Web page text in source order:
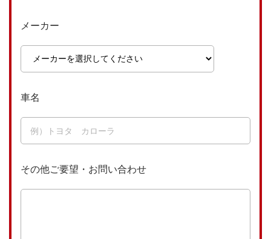
メーカー
車名
その他ご要望・お問い合わせ